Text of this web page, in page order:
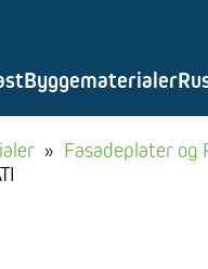
Byggematerialer
» Fasadeplater og